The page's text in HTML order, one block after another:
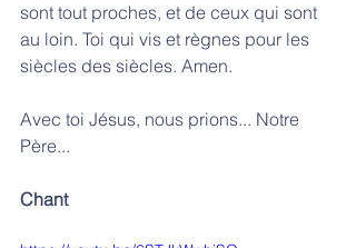
sont tout proches, et de ceux qui sont
au loin. Toi qui vis et règnes pour les
siècles des siècles. Amen.
Avec toi Jésus, nous prions... Notre
Père...
Chant